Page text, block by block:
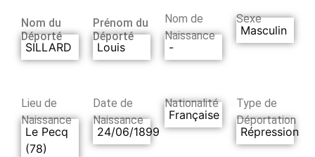
Nom du
Déporté
SILLARD
Prénom du
Déporté
Louis
Nom de
Naissance
-
Sexe
Masculin
Lieu de
Naissance
Le Pecq
(78)
Date de
Naissance
24/06/1899
Nationalité
Française
Type de
Déportation
Répression